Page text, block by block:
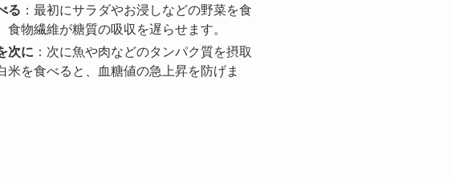
る ：最初にサラダやお浸しなどの野菜を食
食物繊維が糖質の吸収を遅らせます。
次に ：次に魚や肉などのタンパク質を摂取
米を食べると、血糖値の急上昇を防げま